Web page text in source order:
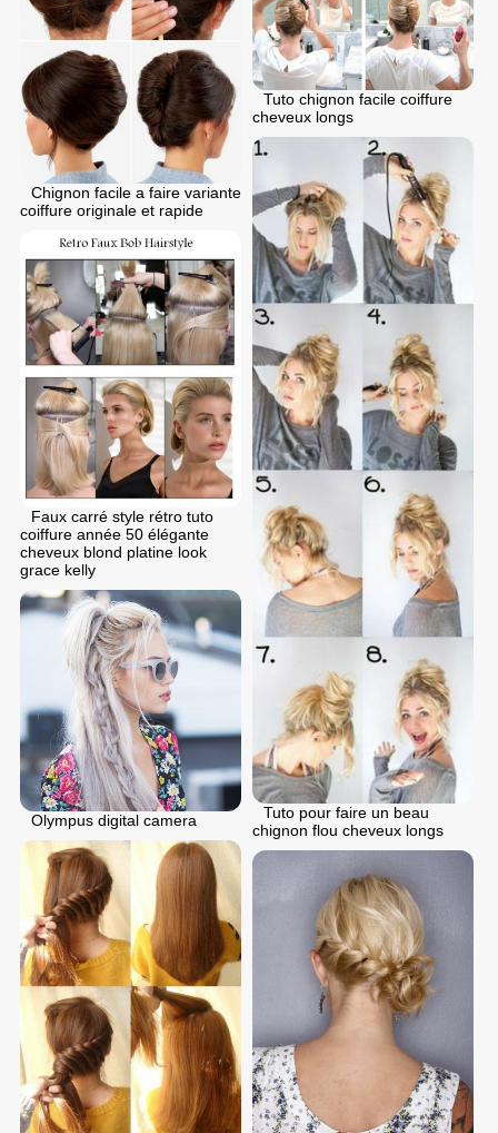
Tuto chignon facile coiffure
cheveux longs
Chignon facile a faire variante
coiffure originale et rapide
Tuto pour faire un beau
chignon flou cheveux longs
Faux carré style rétro tuto
coiffure année 50 élégante
cheveux blond platine look
grace kelly
Olympus digital camera